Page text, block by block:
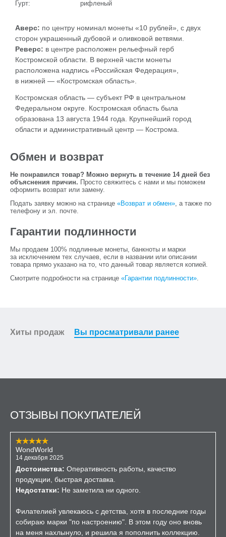
Гурт: рифленый
Аверс: по центру номинал монеты «10 рублей», с двух
сторон украшенный дубовой и оливковой ветвями.
Реверс: в центре расположен рельефный герб
Костромской области. В верхней части монеты
расположена надпись «Российская Федерация»,
в нижней — «Костромская область».
Костромская область — субъект РФ в центральном
Федеральном округе. Костромская область была
образована 13 августа 1944 года. Крупнейший город
области и административный центр — Кострома.
Обмен и возврат
Не понравился товар? Можно вернуть в течение 14 дней без
объяснения причин. Просто свяжитесь с нами и мы поможем
оформить возврат или замену.
Подать заявку можно на странице «Возврат и обмен», а также по
телефону и эл. почте.
Гарантии подлинности
Мы продаем 100% подлинные монеты, банкноты и марки
за исключением тех случаев, если в названии или описании
товара прямо указано на то, что данный товар является копией.
Смотрите подробности на странице «Гарантии подлинности».
Хиты продаж Вы просматривали ранее
ОТЗЫВЫ ПОКУПАТЕЛЕЙ
WondWorld
14 декабря 2025
Достоинства: Оперативность работы, качество
продукции, быстрая доставка.
Недостатки: Не заметила ни одного.
Филателией увлекаюсь с детства, хотя в последние годы
собираю марки "по настроению". В этом году оно вновь
на меня нахлынуло, и решила я пополнить коллекцию.